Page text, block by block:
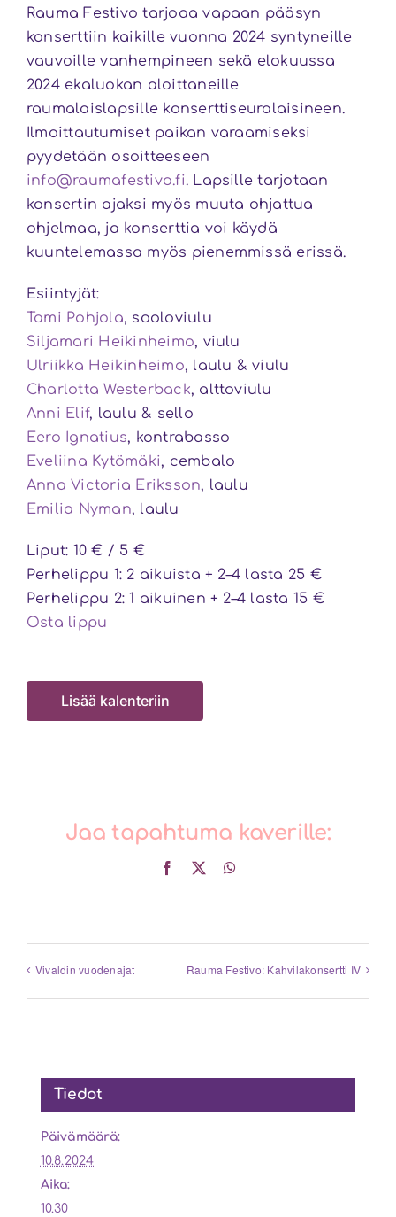
Rauma Festivo tarjoaa vapaan pääsyn
konserttiin kaikille vuonna 2024 syntyneille
vauvoille vanhempineen sekä elokuussa
2024 ekaluokan aloittaneille
raumalaislapsille konserttiseuralaisineen.
Ilmoittautumiset paikan varaamiseksi
pyydetään osoitteeseen
info@raumafestivo.fi. Lapsille tarjotaan
konsertin ajaksi myös muuta ohjattua
ohjelmaa, ja konserttia voi käydä
kuuntelemassa myös pienemmissä erissä.
Esiintyjät:
Tami Pohjola, sooloviulu
Siljamari Heikinheimo, viulu
Ulriikka Heikinheimo, laulu & viulu
Charlotta Westerback, alttoviulu
Anni Elif, laulu & sello
Eero Ignatius, kontrabasso
Eveliina Kytömäki, cembalo
Anna Victoria Eriksson, laulu
Emilia Nyman, laulu
Liput: 10 € / 5 €
Perhelippu 1: 2 aikuista + 2–4 lasta 25 €
Perhelippu 2: 1 aikuinen + 2–4 lasta 15 €
Osta lippu
Lisää kalenteriin
Jaa tapahtuma kaverille:
Facebook
Vivaldin vuodenajat Rauma Festivo: Kahvilakonsertti IV
Tiedot
Päivämäärä:
10.8.2024
Aika:
10.30